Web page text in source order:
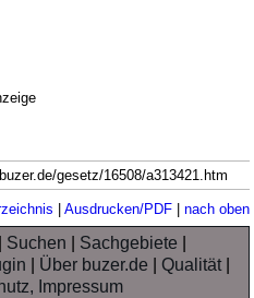
gesetz/16508/a313421.htm
| Ausdrucken/PDF| nach oben
Suchen Sachgebiete
Über buzer.de |Qualität|
Impressum